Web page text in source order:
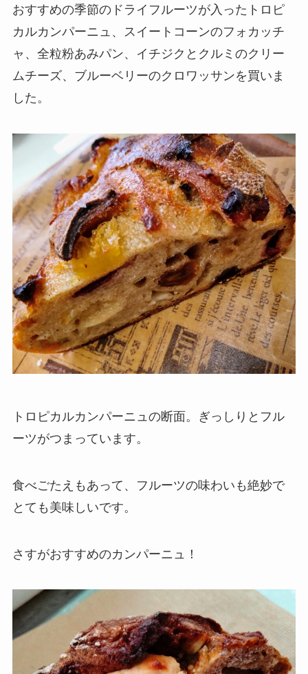
おすすめの季節のドライフルーツが入ったトロピ
カルカンパーニュ、スイートコーンのフォカッチ
ャ、全粒粉あみパン、イチジクとクルミのクリー
ムチーズ、ブルーベリーのクロワッサンを買いま
した。
トロピカルカンパーニュの断面。ぎっしりとフル
ーツがつまっています。
食べごたえもあって、フルーツの味わいも絶妙で
とても美味しいです。
さすがおすすめのカンパーニュ！